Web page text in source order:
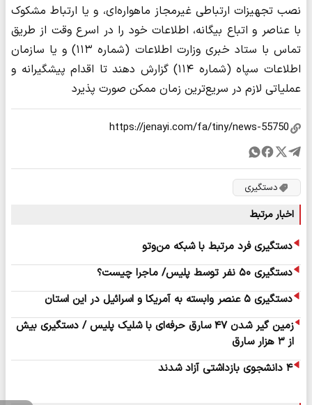
نصب تجهیزات ارتباطی غیرمجاز ماهواره‌ای، و یا ارتباط مشکوک
با عناصر و اتباع بیگانه، اطلاعات خود را در اسرع وقت از طریق
تماس با ستاد خبری وزارت اطلاعات (شماره ۱۱۳) و یا سازمان
اطلاعات سپاه (شماره ۱۱۴) گزارش دهند تا اقدام پیشگیرانه و
عملیاتی لازم در سریع‌ترین زمان ممکن صورت پذیرد
دستگیری
اخبار مرتبط
دستگیری فرد مرتبط با شبکه من‌وتو
دستگیری ۵۰ نفر توسط پلیس/ ماجرا چیست؟
دستگیری ۵ عنصر وابسته به آمریکا و اسرائیل در این استان
زمین گیر شدن ۴۷ سارق حرفه‌ای با شلیک پلیس / دستگیری بیش
از ۳ هزار سارق
۴ دانشجوی بازداشتی آزاد شدند